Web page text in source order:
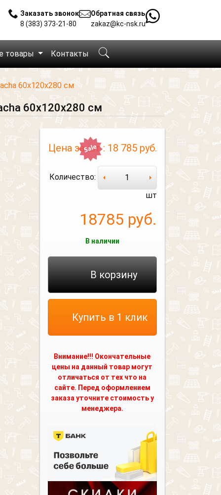
Заказать звонок
8 (383) 373-21-80
Обратная связь
zakaz@kc-nsk.ru
товары Контакты
60х120х280 см
60х120х280 см
Цена за шт : 18 785 руб.
Количество:
шт
18785 руб.
В наличии
В корзину
Купить в 1 клик
Внимание!!! Окончательные
цены на данный товар могут
отличаться от тех что на
сайте. Перед оформлением
заказа уточните стоимость у
менеджера.